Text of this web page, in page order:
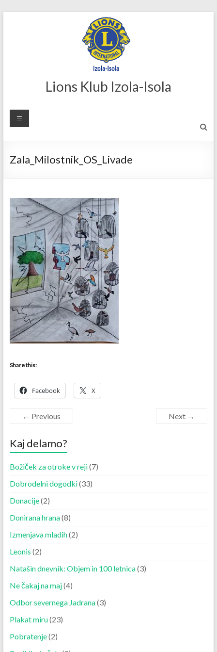
Lions Klub Izola-Isola
Zala_Milostnik_OS_Livade
Share this:
Facebook X
← Previous Next →
Kaj delamo?
Božiček za otroke v reji(7)
Dobrodelni dogodki(33)
Donacije(2)
Donirana hrana(8)
Izmenjava mladih(2)
Leonis (2)
Natašin dnevnik: Objem in 100 letnica(3)
Ne čakaj na maj(4)
Odbor severnega Jadrana(3)
Plakat miru(23)
Pobratenje(2)